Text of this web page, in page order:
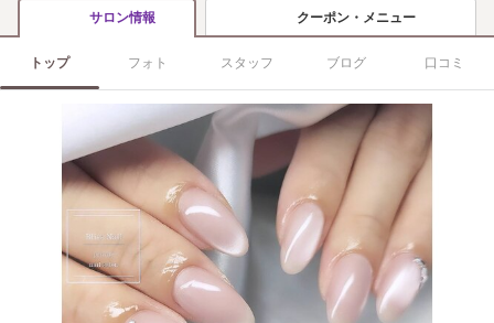
サロン情報 クーポン・メニュー
トップ フォト スタッフ ブログ 口コミ